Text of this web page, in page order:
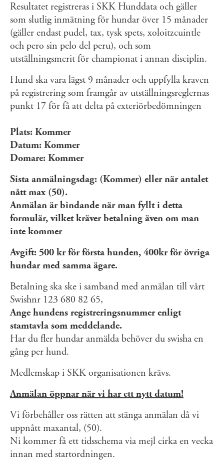
Resultatet registreras i SKK Hunddata och gäller
som slutlig inmätning för hundar över 15 månader
(gäller endast pudel, tax, tysk spets, xoloitzcuintle
och pero sin pelo del peru), och som
utställningsmerit för championat i annan disciplin.
Hund ska vara lägst 9 månader och uppfylla kraven
på registrering som framgår av utställningsreglernas
punkt 17 för få att delta på exteriörbedömningen
Plats: Kommer
Datum: Kommer
Domare: Kommer
Sista anmälningsdag: (Kommer) eller när antalet
nått max (50).
Anmälan är bindande när man fyllt i detta
formulär, vilket kräver betalning även om man
inte kommer
Avgift: 500 kr för första hunden, 400kr för övriga
hundar med samma ägare.
Betalning ska ske i samband med anmälan till vårt
Swishnr 123 680 82 65,
Ange hundens registreringsnummer enligt
stamtavla som meddelande.
Har du fler hundar anmälda behöver du swisha en
gång per hund.
Medlemskap i SKK organisationen krävs.
Anmälan öppnar när vi har ett nytt datum!
Vi förbehåller oss rätten att stänga anmälan då vi
uppnått maxantal, (50).
Ni kommer få ett tidsschema via mejl cirka en vecka
innan med startordningen.